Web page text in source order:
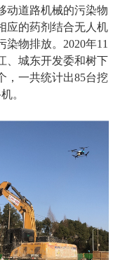
动道路机械的污染物
应的药剂结合无人机
物排放。2020年11
、城东开发委和树下
，一共统计出85台挖
。